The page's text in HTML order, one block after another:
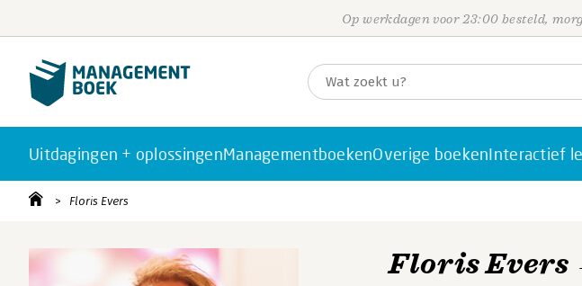
Op werkdagen voor 23:00 besteld,
Uitdagingen + oplossingenManagementboekenOverige boekenInteractief
Floris Evers
Floris Evers